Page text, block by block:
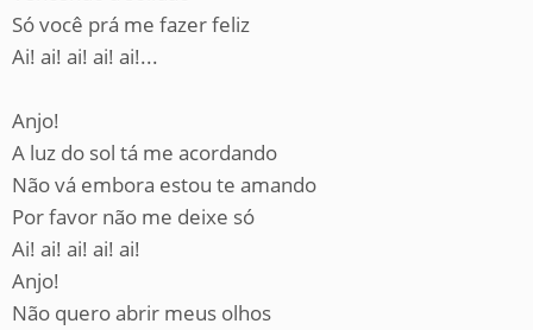
Só você prá me fazer feliz
Ai! ai! ai! ai! ai!...
Anjo!
A luz do sol tá me acordando
Não vá embora estou te amando
Por favor não me deixe só
Ai! ai! ai! ai! ai!
Anjo!
Não quero abrir meus olhos